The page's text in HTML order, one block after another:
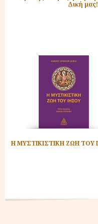
Δική
Η ΜΥΣΤΙΚΙΣΤΙΚΗ ΖΩΗ ΤΟΥ